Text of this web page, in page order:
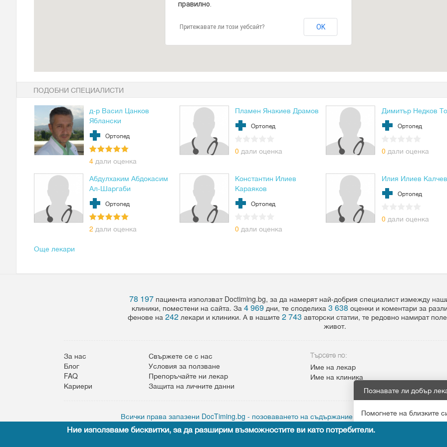
правилно.
Притежавате ли този уебсайт? OK
ПОДОБНИ СПЕЦИАЛИСТИ
д-р Васил Цанков
Яблански
Ортопед
4дали оценка
Пламен Янакиев Драмов
Ортопед
0 дали оценка
Димитър Недков
Ортопед
0 дали оценка
Абдулхаким Абдокасим
Ал-Шаргаби
Ортопед
2 дали оценка
Константин Илиев
Караяков
Ортопед
0 дали оценка
Илия Илиев Калчев
Ортопед
0 дали оценка
Още лекари
78 197 пациента използват Doctiming.bg, за да намерят най-добрия специалист измежду
клиники, поместени на сайта. За 4 969 дни, те споделиха 3 638 оценки и коментари за
фенове на 242лекари и клиники. А в нашите 2 743 авторски статии, те редовно намират
живот.
За нас
Свържете се с нас
Блог
Условия за ползване
FAQ
Препоръчайте ни лекар
Кариери
Защита на личните данни
Търсете по:
Име на лекар
Име на клиника
Всички права запазени DocTiming.bg - позоваването на съдържание от сайта задължително с
leandigitalsolutions.com
Познавате ли добър
Помогнете на близките
Препоръчай
Ние използваме бисквитки, за да разширим възможностите ви като потребители.